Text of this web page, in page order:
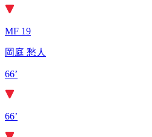
MF 19
岡庭 愁人
66’
66’